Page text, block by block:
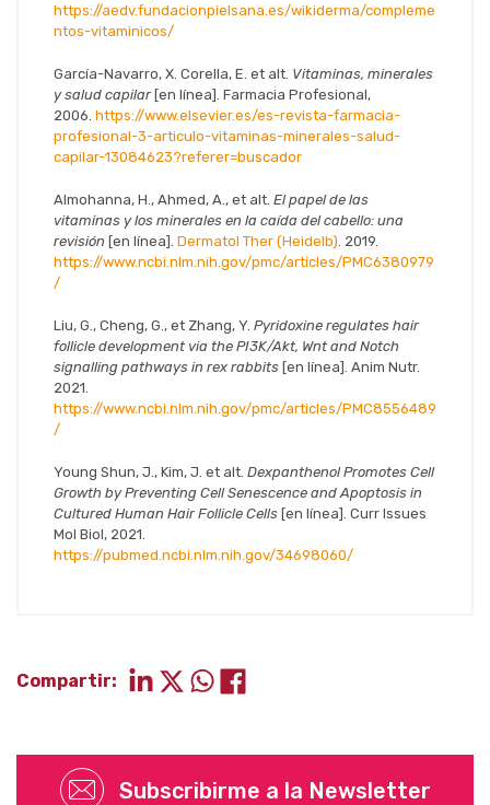
https://aedv.fundacionpielsana.es/wikiderma/compleme
ntos-vitaminicos/
García-Navarro, X. Corella, E. et alt. Vitaminas, minerales
y salud capilar[en línea]. Farmacia Profesional,
2006. https://www.elsevier.es/es-revista-farmacia-
profesional-3-articulo-vitaminas-minerales-salud-
capilar-13084623?referer=buscador
Almohanna, H., Ahmed, A., et alt. El papel de las
vitaminas y los minerales en la caída del cabello: una
revisión [en línea]. Dermatol Ther (Heidelb) . 2019.
https://www.ncbi.nlm.nih.gov/pmc/articles/PMC6380979
/
Liu, G., Cheng, G., et Zhang, Y. Pyridoxine regulates hair
follicle development via the PI3K/Akt, Wnt and Notch
signalling pathways in rex rabbits [en línea]. Anim Nutr.
2021.
https://www.ncbi.nlm.nih.gov/pmc/articles/PMC8556489
/
Young Shun, J., Kim, J. et alt. Dexpanthenol Promotes Cell
Growth by Preventing Cell Senescence and Apoptosis in
Cultured Human Hair Follicle Cells [en línea]. Curr Issues
Mol Biol, 2021.
https://pubmed.ncbi.nlm.nih.gov/34698060/
Compartir:
Subscribirme a la Newsletter